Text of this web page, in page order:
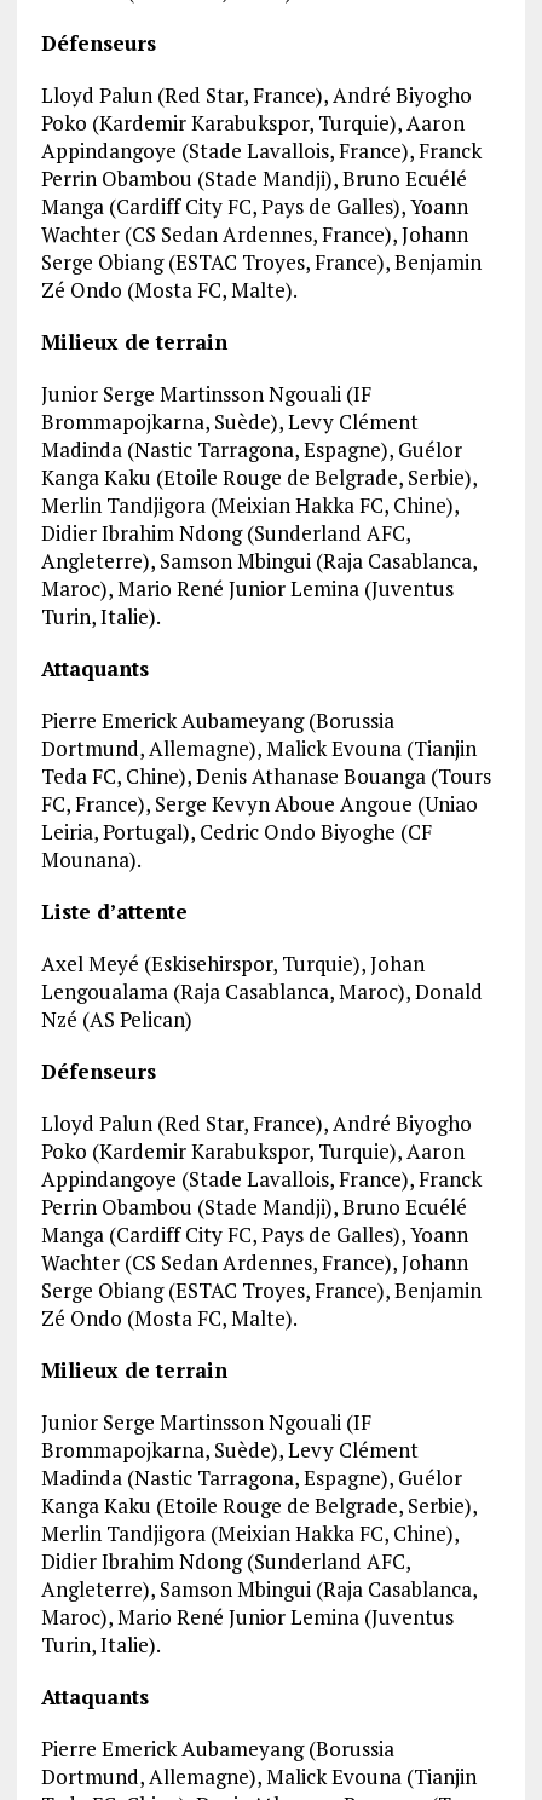
Défenseurs
Lloyd Palun (Red Star, France), André Biyogho
Poko (Kardemir Karabukspor, Turquie), Aaron
Appindangoye (Stade Lavallois, France), Franck
Perrin Obambou (Stade Mandji), Bruno Ecuélé
Manga (Cardiff City FC, Pays de Galles), Yoann
Wachter (CS Sedan Ardennes, France), Johann
Serge Obiang (ESTAC Troyes, France), Benjamin
Zé Ondo (Mosta FC, Malte).
Milieux de terrain
Junior Serge Martinsson Ngouali (IF
Brommapojkarna, Suède), Levy Clément
Madinda (Nastic Tarragona, Espagne), Guélor
Kanga Kaku (Etoile Rouge de Belgrade, Serbie),
Merlin Tandjigora (Meixian Hakka FC, Chine),
Didier Ibrahim Ndong (Sunderland AFC,
Angleterre), Samson Mbingui (Raja Casablanca,
Maroc), Mario René Junior Lemina (Juventus
Turin, Italie).
Attaquants
Pierre Emerick Aubameyang (Borussia
Dortmund, Allemagne), Malick Evouna (Tianjin
Teda FC, Chine), Denis Athanase Bouanga (Tours
FC, France), Serge Kevyn Aboue Angoue (Uniao
Leiria, Portugal), Cedric Ondo Biyoghe (CF
Mounana).
Liste d’attente
Axel Meyé (Eskisehirspor, Turquie), Johan
Lengoualama (Raja Casablanca, Maroc), Donald
Nzé (AS Pelican)
Défenseurs
Lloyd Palun (Red Star, France), André Biyogho
Poko (Kardemir Karabukspor, Turquie), Aaron
Appindangoye (Stade Lavallois, France), Franck
Perrin Obambou (Stade Mandji), Bruno Ecuélé
Manga (Cardiff City FC, Pays de Galles), Yoann
Wachter (CS Sedan Ardennes, France), Johann
Serge Obiang (ESTAC Troyes, France), Benjamin
Zé Ondo (Mosta FC, Malte).
Milieux de terrain
Junior Serge Martinsson Ngouali (IF
Brommapojkarna, Suède), Levy Clément
Madinda (Nastic Tarragona, Espagne), Guélor
Kanga Kaku (Etoile Rouge de Belgrade, Serbie),
Merlin Tandjigora (Meixian Hakka FC, Chine),
Didier Ibrahim Ndong (Sunderland AFC,
Angleterre), Samson Mbingui (Raja Casablanca,
Maroc), Mario René Junior Lemina (Juventus
Turin, Italie).
Attaquants
Pierre Emerick Aubameyang (Borussia
Dortmund, Allemagne), Malick Evouna (Tianjin